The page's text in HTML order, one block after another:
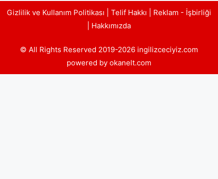
Gizlilik ve Kullanım Politikası Telif Hakkı
Reklam - İşbirliği
Hakkımızda
© All Rights Reserved 2019-2026 ingilizceciyiz.com
powered by okanelt.com